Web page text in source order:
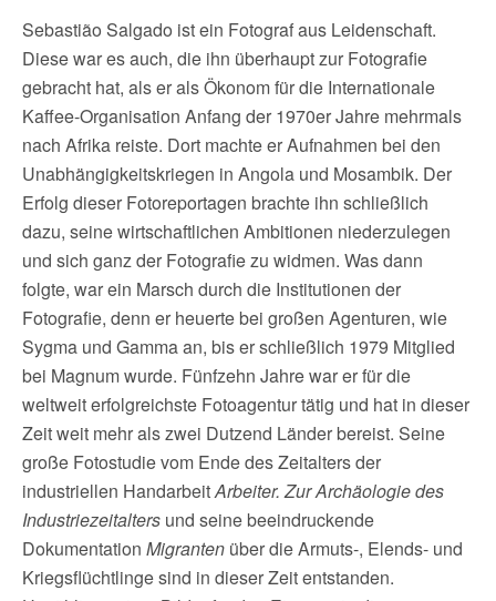
Sebastião Salgado ist ein Fotograf aus Leidenschaft.
Diese war es auch, die ihn überhaupt zur Fotografie
gebracht hat, als er als Ökonom für die Internationale
Kaffee-Organisation Anfang der 1970er Jahre mehrmals
nach Afrika reiste. Dort machte er Aufnahmen bei den
Unabhängigkeitskriegen in Angola und Mosambik. Der
Erfolg dieser Fotoreportagen brachte ihn schließlich
dazu, seine wirtschaftlichen Ambitionen niederzulegen
und sich ganz der Fotografie zu widmen. Was dann
folgte, war ein Marsch durch die Institutionen der
Fotografie, denn er heuerte bei großen Agenturen, wie
Sygma und Gamma an, bis er schließlich 1979 Mitglied
bei Magnum wurde. Fünfzehn Jahre war er für die
weltweit erfolgreichste Fotoagentur tätig und hat in dieser
Zeit weit mehr als zwei Dutzend Länder bereist. Seine
große Fotostudie vom Ende des Zeitalters der
industriellen HandarbeitArbeiter. Zur Archäologie des
Industriezeitalters und seine beeindruckende
Dokumentation Migranten über die Armuts-, Elends- und
Kriegsflüchtlinge sind in dieser Zeit entstanden.